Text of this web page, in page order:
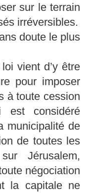
sur le terrain
irréversibles.
doute le plus
vient d’y être
pour imposer
à toute cession
est considéré
municipalité de
de toutes les
Jérusalem,
négociation
la capitale ne